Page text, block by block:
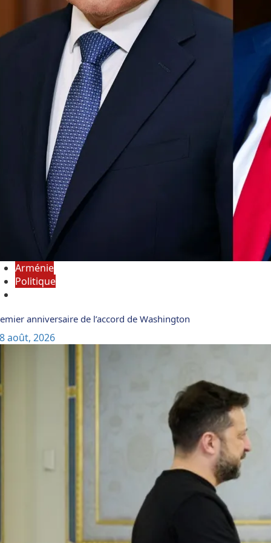
Arménie
Politique
anniversaire de l’accord de Washington
8 août, 2026